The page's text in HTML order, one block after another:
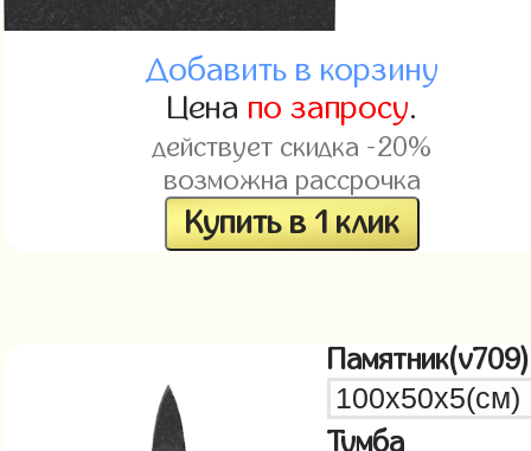
Добавить в корзину
Цена по запросу.
действует скидка -20%
возможна рассрочка
Купить в 1 клик
Памятник(v709)
Тумба